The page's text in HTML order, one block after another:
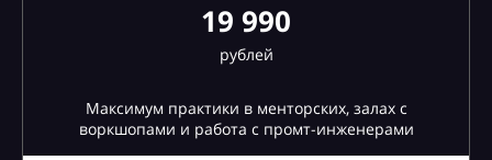
19 990
рублей
Максимум практики в менторских, залах с
воркшопами и работа с промт-инженерами